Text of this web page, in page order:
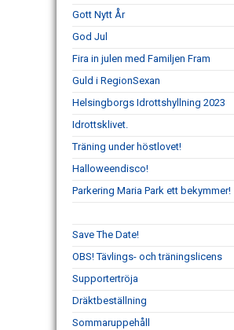
Gott Nytt År
God Jul
Fira in julen med Familjen Fram
Guld i RegionSexan
Helsingborgs Idrottshyllning 2023
Idrottsklivet.
Träning under höstlovet!
Halloweendisco!
Parkering Maria Park ett bekymmer!
Save The Date!
OBS! Tävlings- och träningslicens
Supportertröja
Dräktbeställning
Sommaruppehåll